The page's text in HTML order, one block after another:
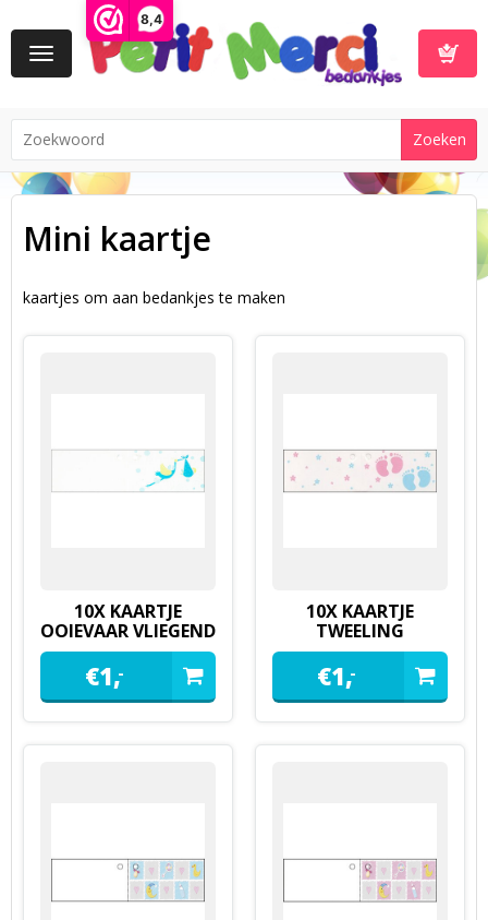
8,4
Toggle
navigation
Mini kaartje
kaartjes om aan bedankjes te maken
10X KAARTJE
OOIEVAAR VLIEGEND
€1,-
10X KAARTJE
TWEELING
€1,-